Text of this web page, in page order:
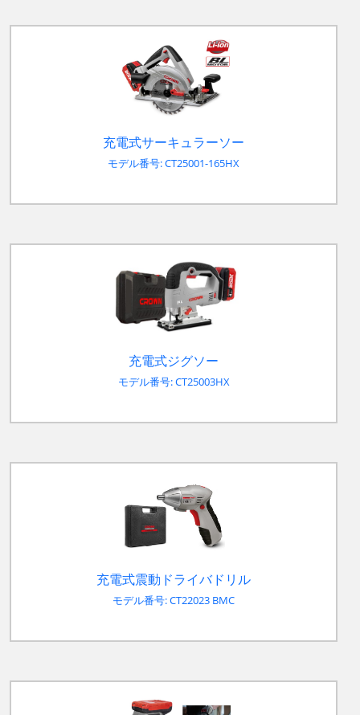
充電式サーキュラーソー
モデル番号: CT25001-165HX
充電式ジグソー
モデル番号: CT25003HX
充電式震動ドライバドリル
モデル番号: CT22023 BMC